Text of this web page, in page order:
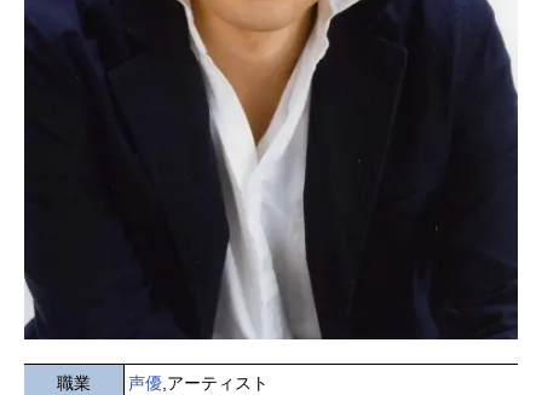
職業 声優 ,アーティスト